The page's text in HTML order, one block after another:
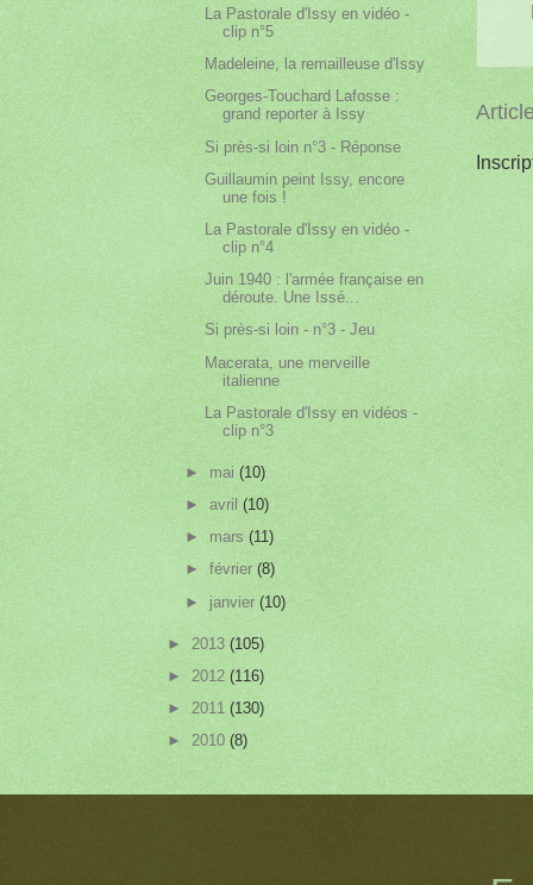
La Pastorale d'Issy en vidéo -
clip n°5
Madeleine, la remailleuse d'Issy
Georges-Touchard Lafosse :
grand reporter à Issy
Si près-si loin n°3 - Réponse
Guillaumin peint Issy, encore
une fois !
La Pastorale d'Issy en vidéo -
clip n°4
Juin 1940 : l'armée française en
déroute. Une Issé...
Si près-si loin - n°3 - Jeu
Macerata, une merveille
italienne
La Pastorale d'Issy en vidéos -
clip n°3
► mai(10)
►avril(10)
► mars(11)
►février(8)
► janvier(10)
► 2013 (105)
► 2012 (116)
► 2011 (130)
► 2010 (8)